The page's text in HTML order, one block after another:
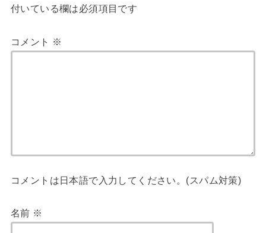
付いている欄は必須項目です
コメント ※
コメントは日本語で入力してください。(スパム対策)
名前 ※